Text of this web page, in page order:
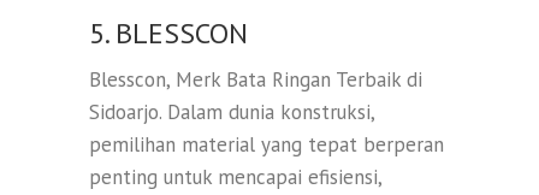
5. BLESSCON
Blesscon, Merk Bata Ringan Terbaik di
Sidoarjo. Dalam dunia konstruksi,
pemilihan material yang tepat berperan
penting untuk mencapai efisiensi,